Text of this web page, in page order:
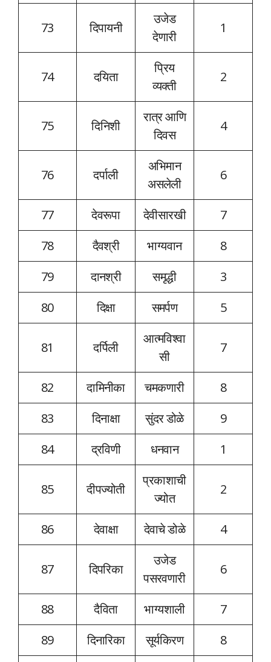
73 दिपायनी
उजेड
देणारी
1
74 दयिता
प्रिय
व्यक्ती
2
75 दिनिशी
रात्र आणि
दिवस
4
76 दर्पाली
अभिमान
असलेली
6
77 देवरूपा देवीसारखी
7
78
दैवश्री भाग्यवान
8
79
दानश्री समृद्धी
3
80
दिक्षा समर्पण 5
81 दर्पिली
आत्मविश्वा
सी
7
82 दामिनीका चमकणारी
8
83
दिनाक्षा सुंदर डोळे
9
84
द्रविणी धनवान 1
85 दीपज्योती
प्रकाशाची
ज्योत
2
86 देवाक्षा देवाचे डोळे 4
87 दिपरिका
उजेड
पसरवणारी
6
88 दैविता भाग्यशाली
7
89
दिनारिका सूर्यकिरण
8